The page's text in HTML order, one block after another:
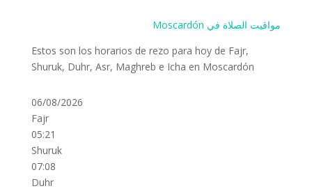
Moscardón مواقيت الصلاة في
Estos son los horarios de rezo para hoy de Fajr,
Shuruk, Duhr, Asr, Maghreb e Icha en Moscardón
06/08/2026
Fajr
05:21
Shuruk
07:08
Duhr